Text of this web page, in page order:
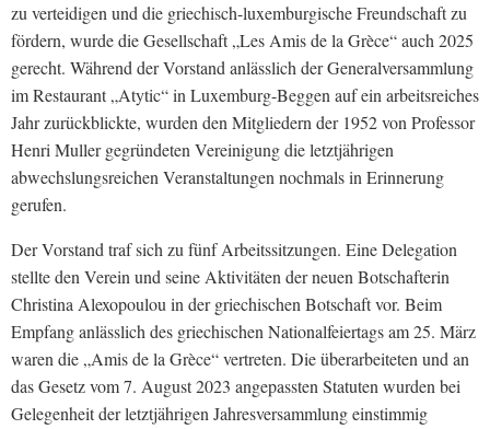
zu verteidigen und die griechisch-luxemburgische Freundschaft zu
fördern, wurde die Gesellschaft „Les Amis de la Grèce“ auch 2025
gerecht. Während der Vorstand anlässlich der Generalversammlung
im Restaurant „Atytic“ in Luxemburg-Beggen auf ein arbeitsreiches
Jahr zurückblickte, wurden den Mitgliedern der 1952 von Professor
Henri Muller gegründeten Vereinigung die letztjährigen
abwechslungsreichen Veranstaltungen nochmals in Erinnerung
gerufen.
Der Vorstand traf sich zu fünf Arbeitssitzungen. Eine Delegation
stellte den Verein und seine Aktivitäten der neuen Botschafterin
Christina Alexopoulou in der griechischen Botschaft vor. Beim
Empfang anlässlich des griechischen Nationalfeiertags am 25. März
waren die „Amis de la Grèce“ vertreten. Die überarbeiteten und an
das Gesetz vom 7. August 2023 angepassten Statuten wurden bei
Gelegenheit der letztjährigen Jahresversammlung einstimmig